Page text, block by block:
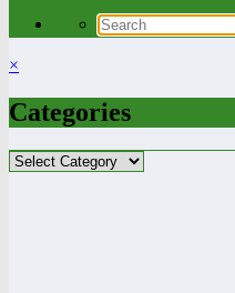
×
Categories
Categories